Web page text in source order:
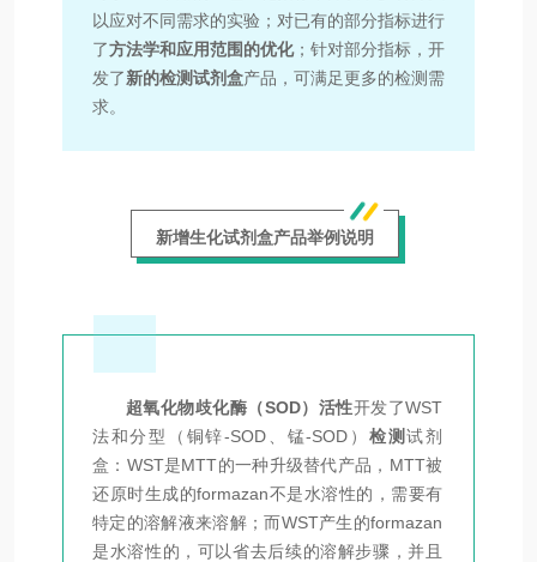
以应对不同需求的实验；对已有的部分指标进行
了方法学和应用范围的优化；针对部分指标，开
发了新的检测试剂盒产品，可满足更多的检测需
求。
新增生化试剂盒产品举例说明
超氧化物歧化酶（SOD）活性开发了WST
法和分型（铜锌-SOD、锰-SOD） 检测试剂
盒：WST是MTT的一种升级替代产品，MTT被
还原时生成的formazan不是水溶性的，需要有
特定的溶解液来溶解；而WST产生的formazan
是水溶性的，可以省去后续的溶解步骤，并且